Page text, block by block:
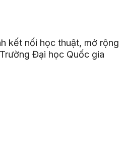
kết nối học thuật, mở rộng
Đại học Quốc gia